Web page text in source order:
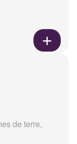
de terre,